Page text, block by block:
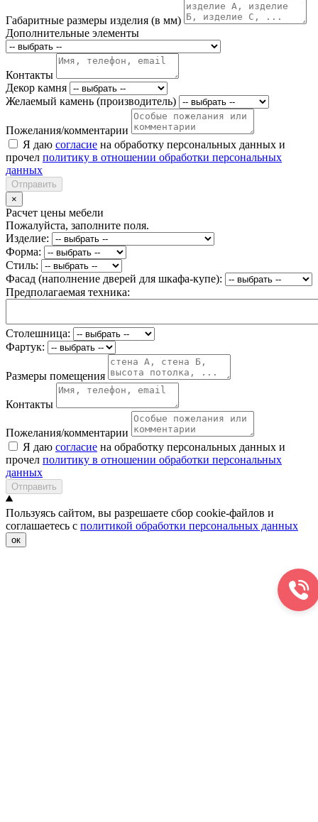
Габаритные размеры изделия (в мм)
Дополнительные элементы
Контакты
Декор камня
Желаемый камень (производитель)
Пожелания/комментарии
Я даю согласие на обработку персональных данных и
прочел политику в отношении обработки персональных
данных
Отправить
×
Расчет цены мебели
Пожалуйста, заполните поля.
Изделие:
Форма:
Стиль:
Фасад (наполнение дверей для шкафа-купе):
Предполагаемая техника:
Столешница:
Фартук:
Размеры помещения
Контакты
Пожелания/комментарии
Я даю согласие на обработку персональных данных и
прочел политику в отношении обработки персональных
данных
Отправить
Пользуясь сайтом, вы разрешаете сбор cookie-файлов и
соглашаетесь с политикой обработки персональных данных
ок